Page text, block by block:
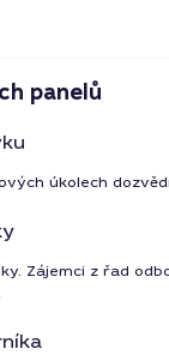
panelů
úkolech
Zájemci z řad